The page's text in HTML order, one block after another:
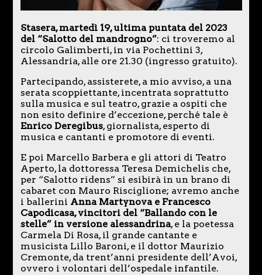
Stasera, martedì 19, ultima puntata del 2023
del “Salotto del mandrogno”: ci troveremo al
circolo Galimberti, in via Pochettini 3,
Alessandria, alle ore 21.30 (ingresso gratuito).
Partecipando, assisterete, a mio avviso, a una
serata scoppiettante, incentrata soprattutto
sulla musica e sul teatro, grazie a ospiti che
non esito definire d’eccezione, perché tale è
Enrico Deregibus, giornalista, esperto di
musica e cantanti e promotore di eventi.
E poi Marcello Barbera e gli attori di Teatro
Aperto, la dottoressa Teresa Demichelis che,
per “Salotto ridens” si esibirà in un brano di
cabaret con Mauro Risciglione; avremo anche
i ballerini Anna Martynova e Francesco
Capodicasa, vincitori del “Ballando con le
stelle” in versione alessandrina, e la poetessa
Carmela Di Rosa, il grande cantante e
musicista Lillo Baroni, e il dottor Maurizio
Cremonte, da trent’anni presidente dell’Avoi,
ovvero i volontari dell’ospedale infantile.